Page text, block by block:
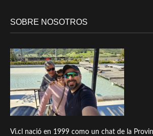
SOBRE NOSOTROS
Vi.cl nació en 1999 como un chat de la